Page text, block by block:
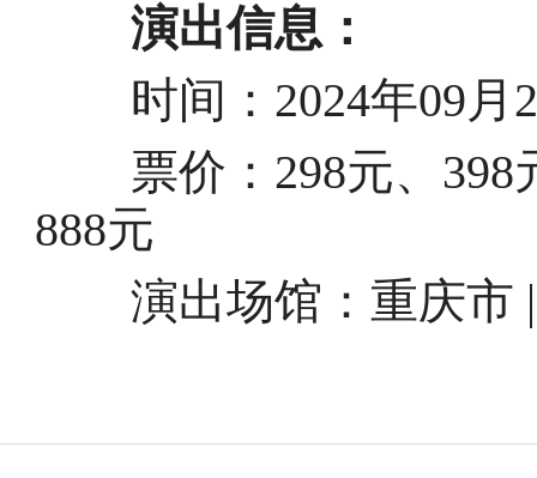
演出信息：
时间：2024年09月
票价：298元、398
888元
演出场馆：重庆市 |